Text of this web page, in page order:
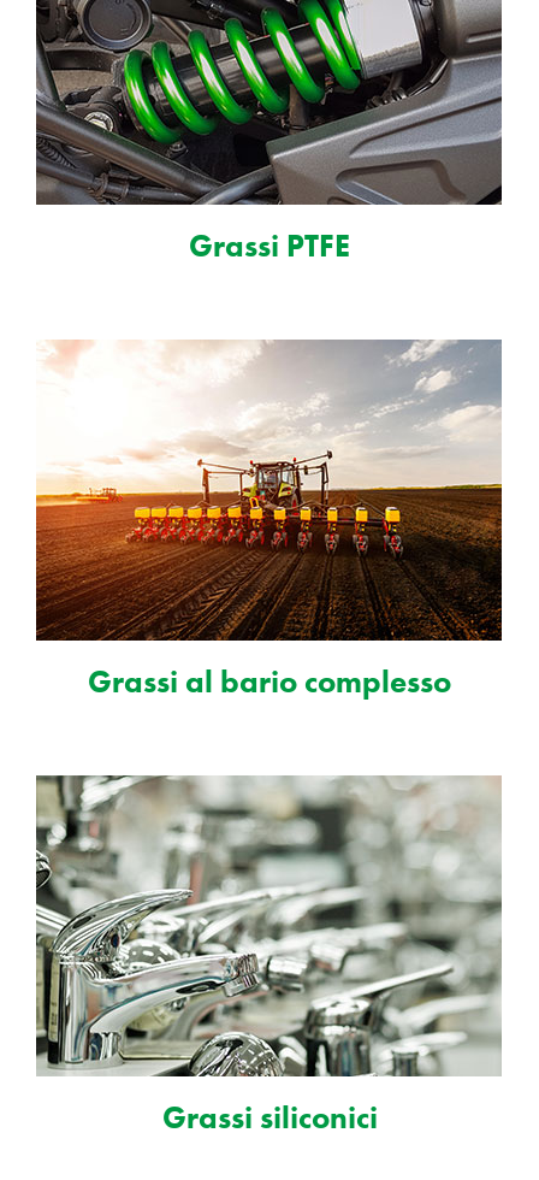
Grassi PTFE
Grassi al bario complesso
Grassi siliconici